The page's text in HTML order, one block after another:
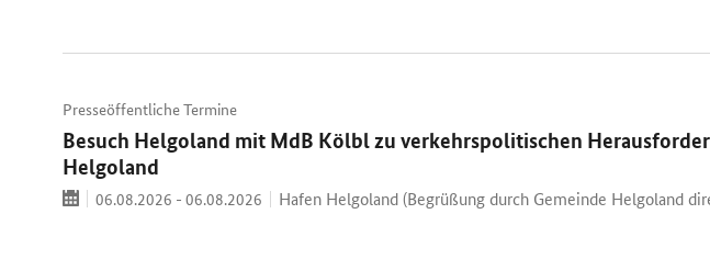
Presseöffentliche Termine
Besuch Helgoland mit MdB Kölbl zu verkehrspolitischen
Helgoland
TerminDatum:
06.08.2026 - 06.08.2026 Ort:
Hafen Helgoland (Begrüßung durch Gemeinde Helgoland